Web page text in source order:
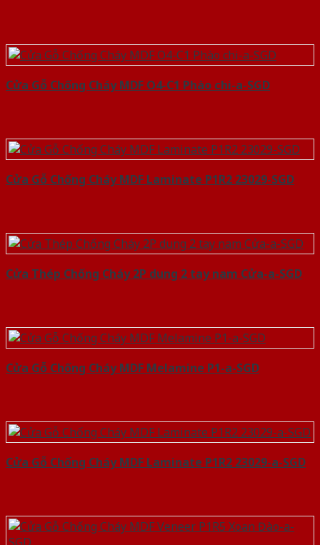
Cửa Gỗ Chống Cháy MDF O4-C1 Phào chi-a-SGD
Cửa Gỗ Chống Cháy MDF Laminate P1R2 23029-SGD
Cửa Thép Chống Cháy 2P dung 2 tay nam Cửa-a-SGD
Cửa Gỗ Chống Cháy MDF Melamine P1-a-SGD
Cửa Gỗ Chống Cháy MDF Laminate P1R2 23029-a-SGD